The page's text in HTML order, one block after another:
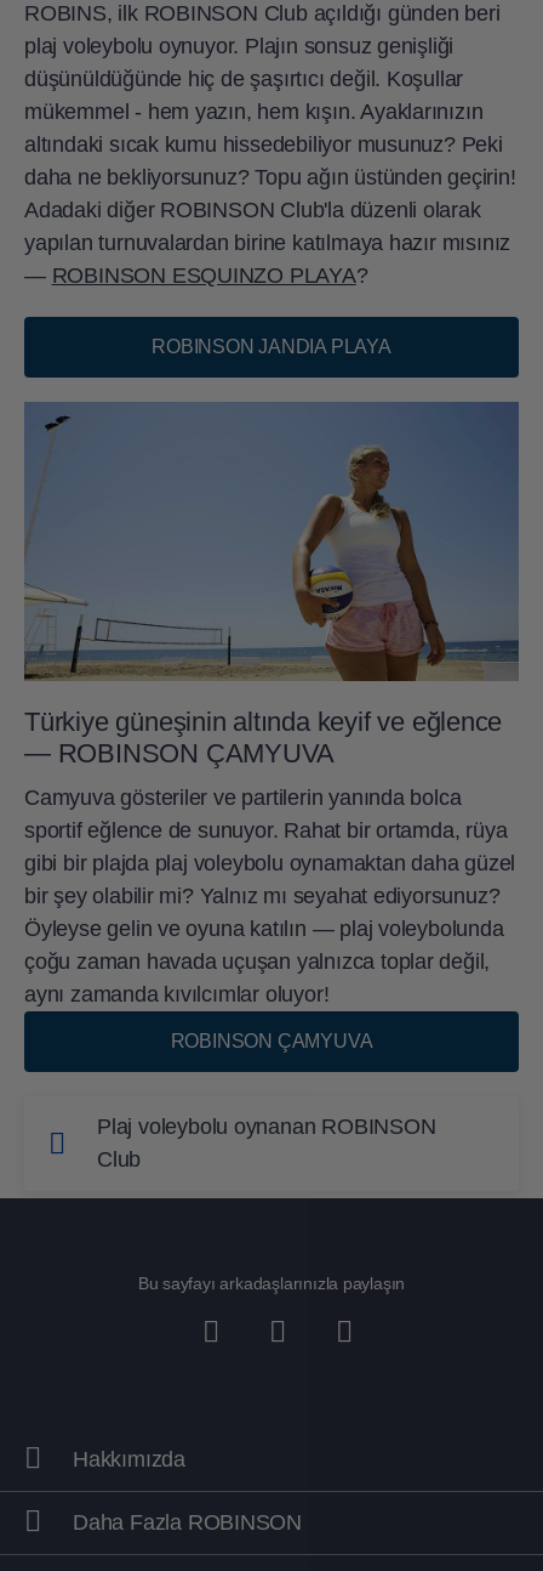
ROBINS, ilk ROBINSON Club açıldığı günden beri
plaj voleybolu oynuyor. Plajın sonsuz genişliği
düşünüldüğünde hiç de şaşırtıcı değil. Koşullar
mükemmel - hem yazın, hem kışın. Ayaklarınızın
altındaki sıcak kumu hissedebiliyor musunuz? Peki
daha ne bekliyorsunuz? Topu ağın üstünden geçirin!
Adadaki diğer ROBINSON Club'la düzenli olarak
yapılan turnuvalardan birine katılmaya hazır mısınız
— ROBINSON ESQUINZO PLAYA?
ROBINSON JANDIA PLAYA
Türkiye güneşinin altında keyif ve eğlence
— ROBINSON ÇAMYUVA
Camyuva gösteriler ve partilerin yanında bolca
sportif eğlence de sunuyor. Rahat bir ortamda, rüya
gibi bir plajda plaj voleybolu oynamaktan daha güzel
bir şey olabilir mi? Yalnız mı seyahat ediyorsunuz?
Öyleyse gelin ve oyuna katılın — plaj voleybolunda
çoğu zaman havada uçuşan yalnızca toplar değil,
aynı zamanda kıvılcımlar oluyor!
ROBINSON ÇAMYUVA
Plaj voleybolu oynanan ROBINSON
Club
ROBINSON CALA SERENA , İspanya
ROBINSON JANDIA PLAYA, İspanya
ROBINSON MALDIVES, Maldivler
Bu sayfayı arkadaşlarınızla paylaşın
Hakkımızda
Daha Fazla ROBINSON